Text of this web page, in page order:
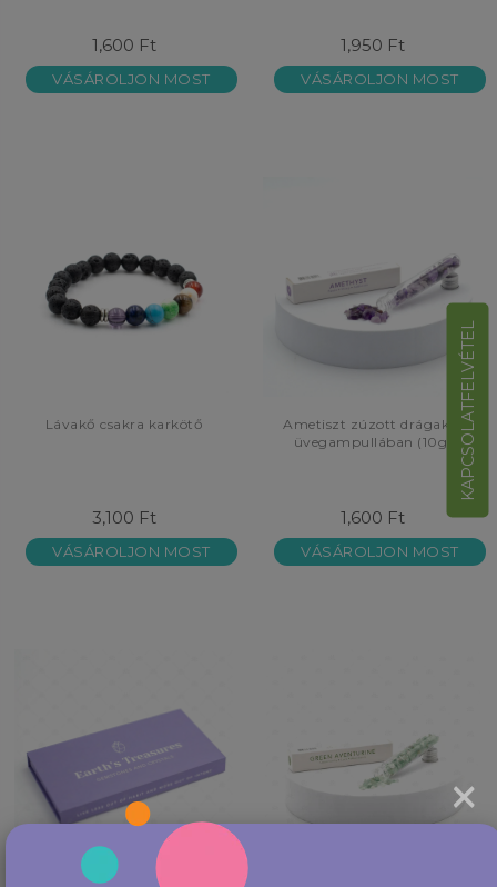
×
1,600 Ft
VÁSÁROLJON MOST
1,950 Ft
VÁSÁROLJON MOST
Lávakő csakra karkötő
3,100 Ft
VÁSÁROLJON MOST
Ametiszt zúzott drágakő,
üvegampullában (10g)
1,600 Ft
VÁSÁROLJON MOST
KAPCSOLATFELVÉTEL